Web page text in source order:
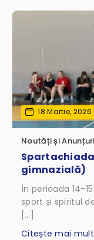
18 Martie, 2026
Noutăți și Anunțuri
gimnazială)
În perioada 14-
sport și spiritul
[…]
Citește mai mult